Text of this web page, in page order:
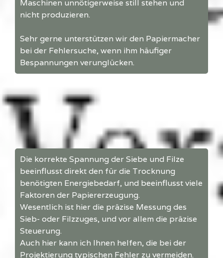
Maschinen unnötigerweise still stehen und
nicht produzieren.
Sehr gerne unterstützen wir den Papiermacher
bei der Fehlersuche, wenn ihm häufiger
Bespannungen verunglücken.
Die korrekte Spannung der Siebe und Filze
beeinflusst direkt den für die Trocknung
benötigten Energiebedarf, und beeinflusst viele
Faktoren der Papiererzeugung.
Wesentlich ist hier die präzise Messung des
Sieb- oder Filzzuges, und vor allem die präzise
Steuerung.
Auch hier kann ich Ihnen helfen, die bei der
Projektierung typischen Fehler zu vermeiden.